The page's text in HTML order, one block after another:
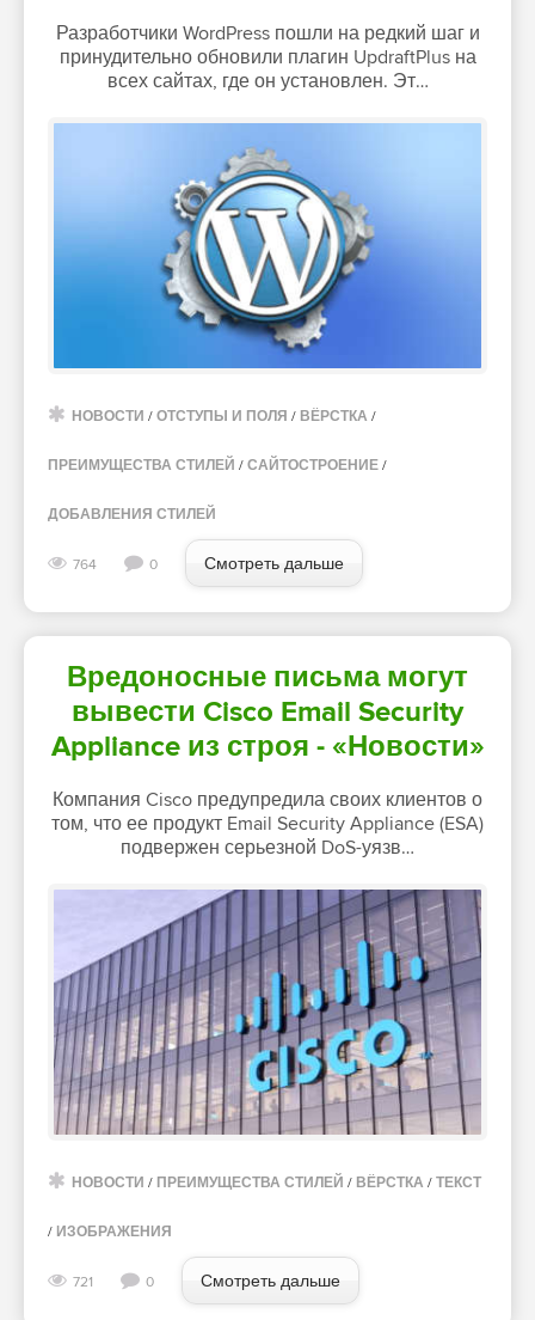
Разработчики WordPress пошли на редкий шаг и
принудительно обновили плагин UpdraftPlus на
всех сайтах, где он установлен. Эт…
НОВОСТИ / ОТСТУПЫ И ПОЛЯ / ВЁРСТКА /
ПРЕИМУЩЕСТВА СТИЛЕЙ / САЙТОСТРОЕНИЕ /
ДОБАВЛЕНИЯ СТИЛЕЙ
764 0 Смотреть дальше
Вредоносные письма могут
вывести Cisco Email Security
Appliance из строя - «Новости»
Компания Cisco предупредила своих клиентов о
том, что ее продукт Email Security Appliance (ESA)
подвержен серьезной DoS-уязв…
НОВОСТИ / ПРЕИМУЩЕСТВА СТИЛЕЙ / ВЁРСТКА / ТЕКСТ
/ ИЗОБРАЖЕНИЯ
721 0 Смотреть дальше